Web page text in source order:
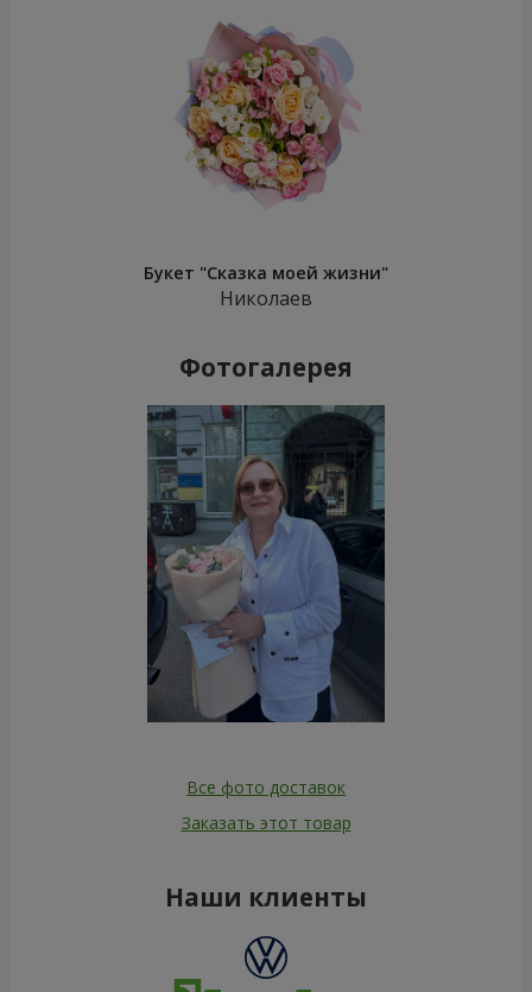
Букет "Сказка моей жизни"
Николаев
Фотогалерея
Все фото доставок
Заказать этот товар
Наши клиенты